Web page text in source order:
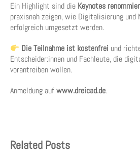
Ein Highlight sind die Keynotes
praxisnah zeigen, wie Digitalisierung und
erfolgreich umgesetzt werden.
Die Teilnahme ist kostenfrei und
Entscheider:innen und Fachleute, die
vorantreiben wollen.
Anmeldung aufwww.dreicad.de.
Related Posts